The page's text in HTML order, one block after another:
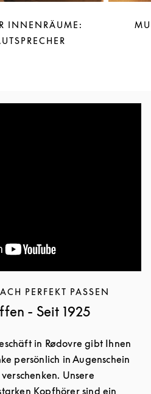
INNENRÄUME:
PERFEKT PASSEN
- Seit 1925
in Rødovre gibt Ihnen
persönlich in Augenschein
Unsere
Kopfhörer sind ein